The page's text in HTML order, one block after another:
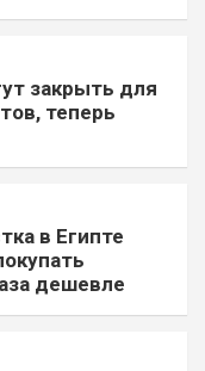
закрыть для
теперь
в Египте
дешевле